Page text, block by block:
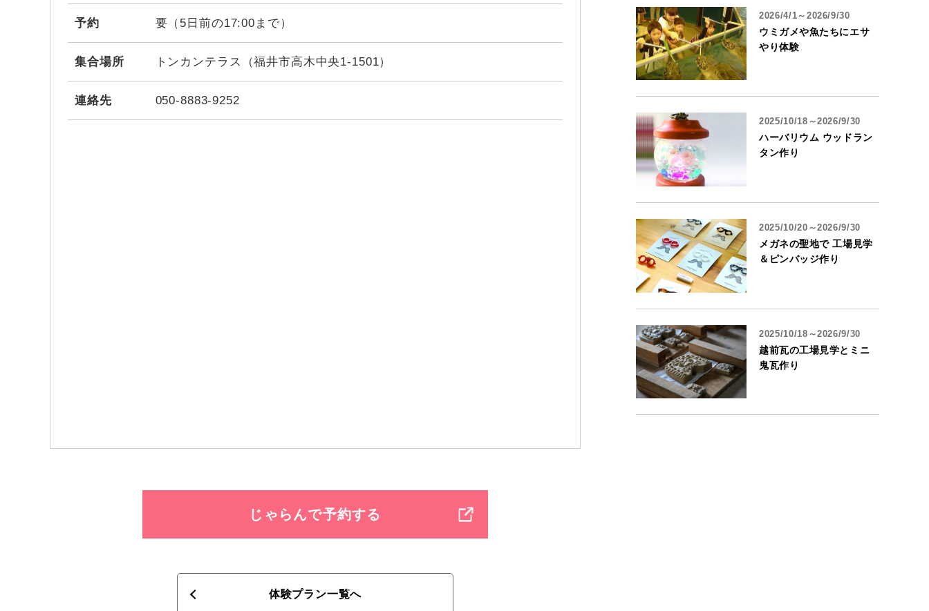
予約 要（5日前の17:00まで）
集合場所 トンカンテラス（福井市高木中央1-1501）
連絡先 050-8883-9252
じゃらんで予約する
体験プラン一覧へ
2026/4/1～2026/9/30
ウミガメや魚たちにエサ
やり体験
2025/10/18～2026/9/30
ハーバリウム ウッドラン
タン作り
2025/10/20～2026/9/30
メガネの聖地で 工場見学
＆ピンバッジ作り
2025/10/18～2026/9/30
越前瓦の工場見学とミニ
鬼瓦作り